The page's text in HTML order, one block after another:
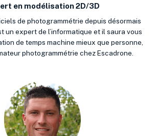
en modélisation 2D/3D
de photogrammétrie depuis désormais
un expert de l’informatique et il saura vous
de temps machine mieux que personne,
photogrammétrie chez Escadrone.